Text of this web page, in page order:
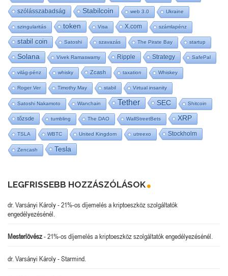
szólásszabadság Stabilcoin web 3.0 Ukraine
szingularitás token Visa X.com számlapénz
stabil coin Satoshi szavazás The Pirate Bay startup
Solana Vivek Ramaswamy Ripple Strategy SafePal
világ-pénz whisky Zcash taxation Whiskey
Roger Ver Timothy May stabil Virtual insanity
Satoshi Nakamoto Wanchain Tether SEC Shitcoin
tőzsde tumbling The DAO WallStreetBets XRP
TSLA WBTC United Kingdom utreexo Stockholm
Zencash Tesla
LEGFRISSEBB HOZZÁSZÓLÁSOK
dr. Varsányi Károly-21%-os díjemelés a kriptoeszköz szolgáltatók
engedélyezésénél.
Mesterlövész-21%-os díjemelés a kriptoeszköz szolgáltatók engedélyezésénél.
dr. Varsányi Károly-Starmind.